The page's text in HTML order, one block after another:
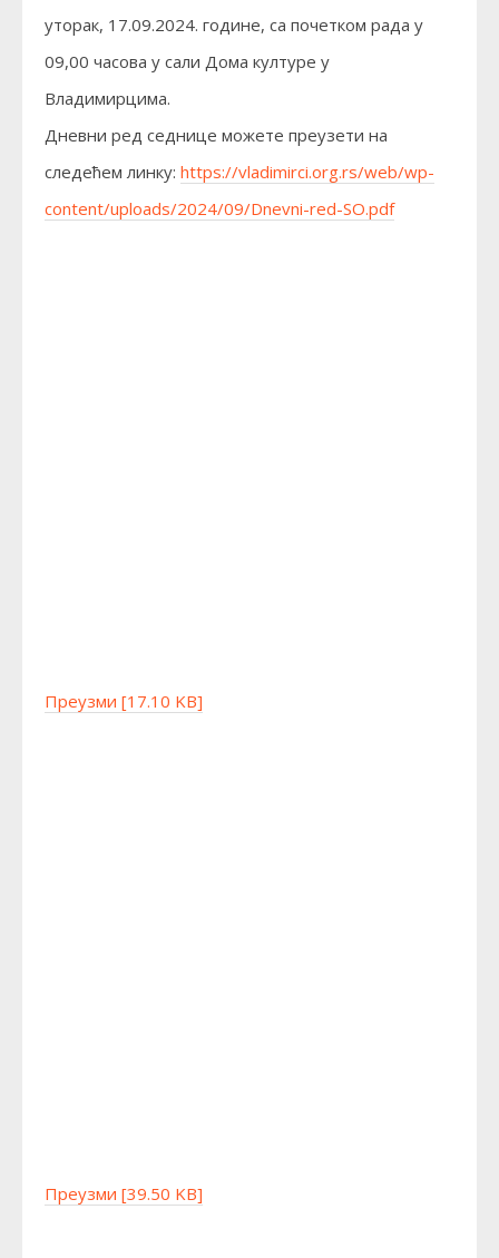
уторак, 17.09.2024. године, са почетком рада у
09,00 часова у сали Дома културе у
Владимирцима.
Дневни ред седнице можете преузети на
следећем линку: https://vladimirci.org.rs/web/wp-
content/uploads/2024/09/Dnevni-red-SO.pdf
Преузми [17.10 KB]
Преузми [39.50 KB]